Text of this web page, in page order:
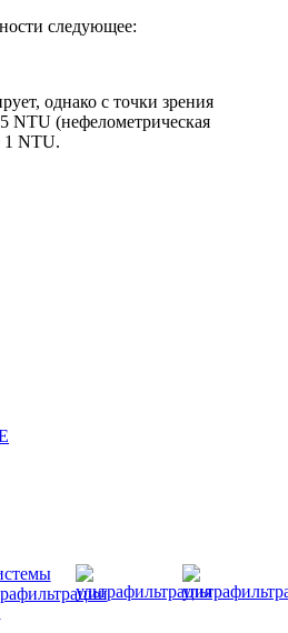
следующее:
однако с точки зрения
NTU (нефелометрическая
1 NTU.